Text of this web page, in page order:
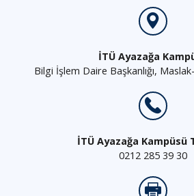
İTÜ Ayazağa
Bilgi İşlem Daire Başkanlığı,
İTÜ Ayazağa Kampüsü
0212 285 39 30